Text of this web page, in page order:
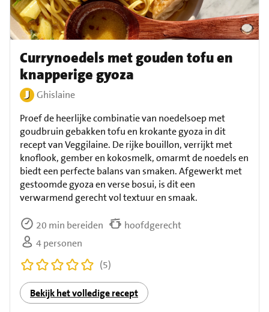
Currynoedels met gouden tofu en
knapperige gyoza
Ghislaine
Proef de heerlijke combinatie van noedelsoep met
goudbruin gebakken tofu en krokante gyoza in dit
recept van Veggilaine. De rijke bouillon, verrijkt met
knoflook, gember en kokosmelk, omarmt de noedels en
biedt een perfecte balans van smaken. Afgewerkt met
gestoomde gyoza en verse bosui, is dit een
verwarmend gerecht vol textuur en smaak.
20 min bereiden
hoofdgerecht
4 personen
(5)
Bekijk het volledige recept